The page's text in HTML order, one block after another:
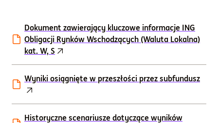
Dokument zawierający kluczowe informacje ING
Obligacji Rynków Wschodzących (Waluta Lokalna)
kat. W, S
Wyniki osiągnięte w przeszłości przez subfundusz
Historyczne scenariusze dotyczące wyników